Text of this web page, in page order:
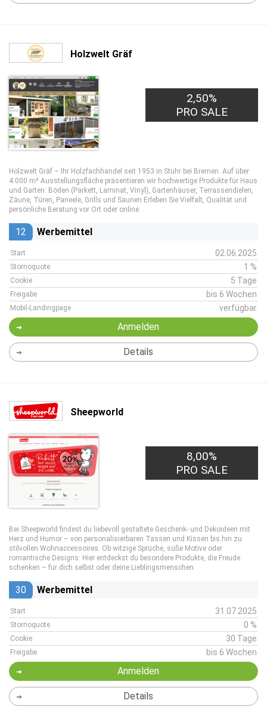
Holzwelt Gräf
2,50%
PRO SALE
Holzwelt Gräf – Ihr Holzfachhandel seit 1953 in Stuhr bei Bremen. Auf über
4.000 m² Ausstellungsfläche präsentieren wir hochwertige Produkte für Haus
und Garten: Böden (Parkett, Laminat, Vinyl), Gartenhäuser, Terrassendielen,
Zäune, Türen, Paneele, Grills und Saunen Erleben Sie Vielfalt, Qualität und
persönliche Beratung vor Ort oder online.
12 Werbemittel
Start 02.06.2025
Stornoquote 1 %
Cookie 5 Tage
Freigabe bis 6 Wochen
Mobil-Landingpage verfügbar
Anmelden
Details
Sheepworld
8,00%
PRO SALE
Bei Sheepworld findest du liebevoll gestaltete Geschenk- und Dekoideen mit
Herz und Humor – von personalisierbaren Tassen und Kissen bis hin zu
stilvollen Wohnaccessoires. Ob witzige Sprüche, süße Motive oder
romantische Designs: Hier entdeckst du besondere Produkte, die Freude
schenken – für dich selbst oder deine Lieblingsmenschen.
30 Werbemittel
Start 31.07.2025
Stornoquote 0 %
Cookie 30 Tage
Freigabe bis 6 Wochen
Anmelden
Details